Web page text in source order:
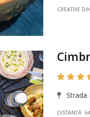
CREATIVE
Strada
DISTANȚĂ: